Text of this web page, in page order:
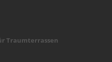
Traumterrassen